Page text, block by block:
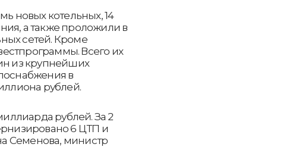
новых котельных, 14
а также проложили в
сетей. Кроме
Всего их
из крупнейших
в
рублей.
рублей. За 2
6 ЦТП и
Семенова, министр